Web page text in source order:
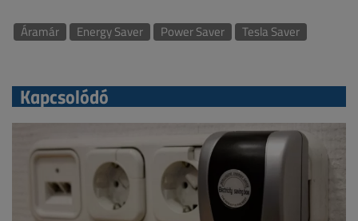
Áramár Energy Saver Power Saver Tesla Saver
Kapcsolódó